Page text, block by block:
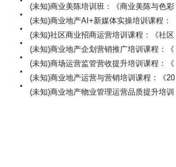
(未知)商业美陈培训班：《商业美陈与色彩
(未知)商业地产AI+新媒体实操培训课程：
(未知)社区商业招商运营培训课程：《社区
(未知)商业地产企划营销推广培训课程：《
(未知)商场运营监管营收提升培训课程：《
(未知)商业地产运营与营销培训课程：《20
(未知)商业地产物业管理运营品质提升培训